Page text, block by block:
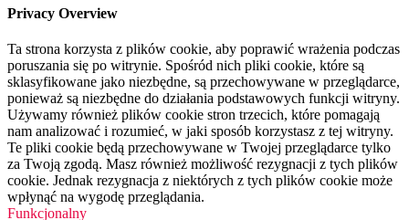
Privacy Overview
Ta strona korzysta z plików cookie, aby poprawić wrażenia podczas
poruszania się po witrynie. Spośród nich pliki cookie, które są
sklasyfikowane jako niezbędne, są przechowywane w przeglądarce,
ponieważ są niezbędne do działania podstawowych funkcji witryny.
Używamy również plików cookie stron trzecich, które pomagają
nam analizować i rozumieć, w jaki sposób korzystasz z tej witryny.
Te pliki cookie będą przechowywane w Twojej przeglądarce tylko
za Twoją zgodą. Masz również możliwość rezygnacji z tych plików
cookie. Jednak rezygnacja z niektórych z tych plików cookie może
wpłynąć na wygodę przeglądania.
Funkcjonalny